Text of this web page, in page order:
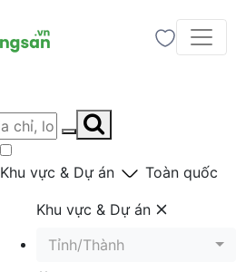
Khu vực & Dự án Toàn quốc
Khu vực & Dự án
Tỉnh/Thành